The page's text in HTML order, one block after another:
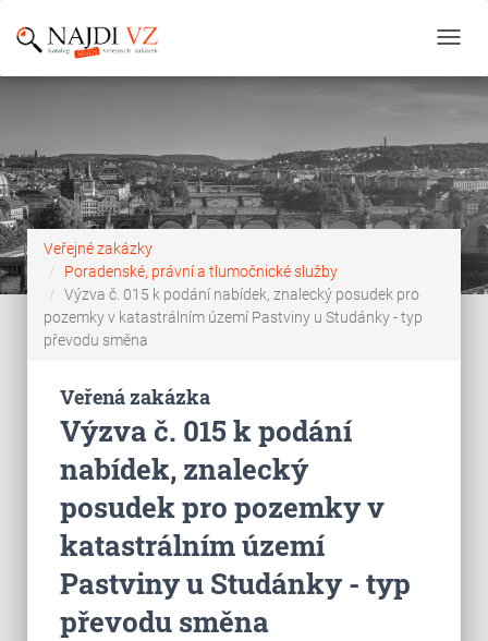
Veřejné zakázky
Poradenské, právní a tlumočnické služby
Výzva č. 015 k podání nabídek, znalecký posudek pro
pozemky v katastrálním území Pastviny u Studánky - typ
převodu směna
Veřená zakázka
Výzva č. 015 k podání
nabídek, znalecký
posudek pro pozemky v
katastrálním území
Pastviny u Studánky - typ
převodu směna